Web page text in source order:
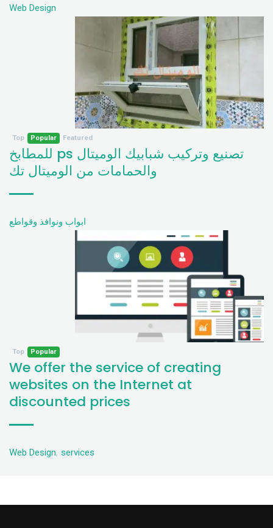
Web Design
Featured
Popular
Top
تصنيع وتركيب شبابيك الوميتال ps للمطابخ
والحمامات من الوميتال تك
ابواب ونوافذ وقواطع
Popular
Top
We offer the service of creating
websites on the Internet at
discounted prices
Web Design, services